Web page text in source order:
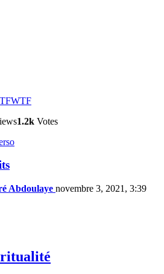
WTF
1.2k Votes
Abdoulaye novembre 3, 2021, 3:39